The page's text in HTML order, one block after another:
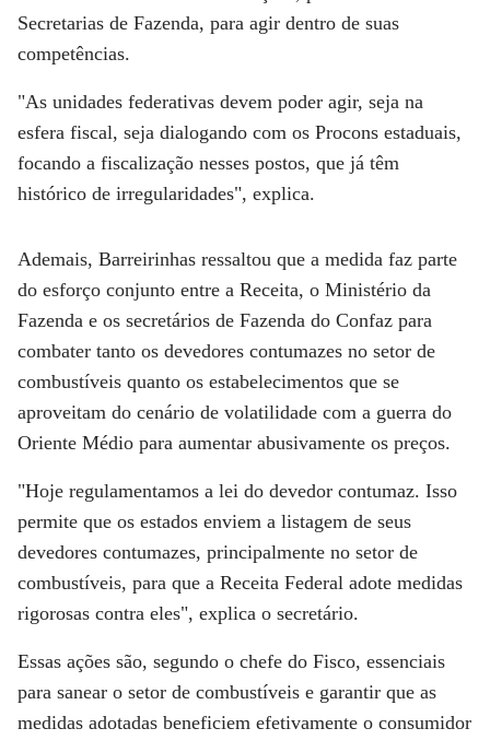
Secretarias de Fazenda, para agir dentro de suas
competências.
"As unidades federativas devem poder agir, seja na
esfera fiscal, seja dialogando com os Procons estaduais,
focando a fiscalização nesses postos, que já têm
histórico de irregularidades", explica.
Ademais, Barreirinhas ressaltou que a medida faz parte
do esforço conjunto entre a Receita, o Ministério da
Fazenda e os secretários de Fazenda do Confaz para
combater tanto os devedores contumazes no setor de
combustíveis quanto os estabelecimentos que se
aproveitam do cenário de volatilidade com a guerra do
Oriente Médio para aumentar abusivamente os preços.
"Hoje regulamentamos a lei do devedor contumaz. Isso
permite que os estados enviem a listagem de seus
devedores contumazes, principalmente no setor de
combustíveis, para que a Receita Federal adote medidas
rigorosas contra eles", explica o secretário.
Essas ações são, segundo o chefe do Fisco, essenciais
para sanear o setor de combustíveis e garantir que as
medidas adotadas beneficiem efetivamente o consumidor